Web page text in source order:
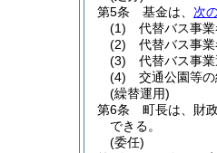
第5条
基金は、 次
(1)
代替バス事
(2)
代替バス事
(3)
代替バス事
(4)
交通公園等
(繰替運用)
第6条
町長は、財
できる。
(委任)